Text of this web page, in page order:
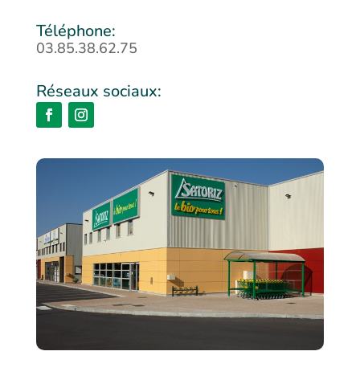
03.85.38.62.75